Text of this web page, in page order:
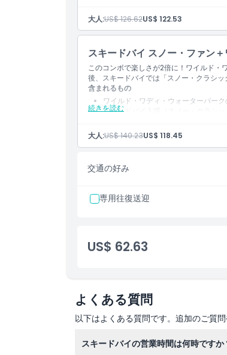
スノー・バレット・ジップラインを2
ペンギンふれあい体験（40分）。
以下のうちいずれか1つを選択：2時
ハンドウォーマーが含まれます。
スノーパーク体験の写真1枚入りのフ
冬用装備を提供：ジャケット、パン
袋。
13歳未満の子どもはヘルメットの着用
ロッカーが含まれます。
大人:US$ 126.62US$ 122.53
スキードバイ スノー・ファン
このコンボで楽しさが2倍に！ワイルド・
後、スキードバイでは「スノー・クラシ
続きを読む
含まれるもの
ワイルド・ワディ・ウォーターパー
スキードバイ入場（スノー・クラシッ
大人:US$ 140.23US$ 118.45
交通の好み
専用往復送迎
US$ 62.63
よくある質問
以下はよくある質問です。追加のご質
スキードバイの営業時間は何時ですか